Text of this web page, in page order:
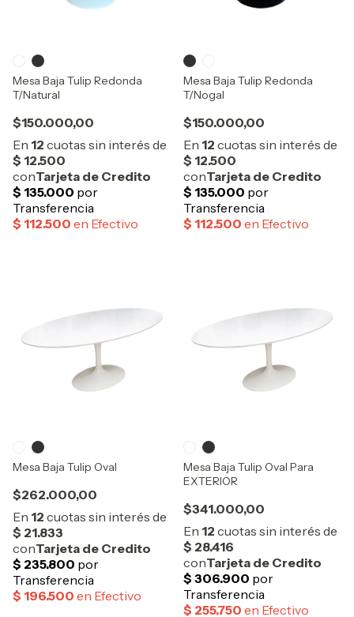
Mesa Baja Tulip Redonda
T/Natural
$150.000,00
Mesa Baja Tulip Redonda
T/Nogal
$150.000,00
Mesa Baja Tulip Oval
$262.000,00
Mesa Baja Tulip Oval Para
EXTERIOR
$341.000,00